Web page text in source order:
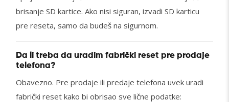
brisanje SD kartice. Ako nisi siguran, izvadi SD karticu
pre reseta, samo da budeš na sigurnom.
Da li treba da uradim fabrički reset pre prodaje
telefona?
Obavezno. Pre prodaje ili predaje telefona uvek uradi
fabrički reset kako bi obrisao sve lične podatke: